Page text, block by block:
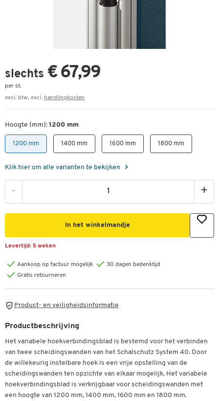
slechts € 67,99
per st.
excl. btw, excl. handlingkosten
Hoogte (mm): 1200 mm
1200 mm 1400 mm 1600 mm 1800 mm
Klik hier om alle varianten te bekijken
- +
In het winkelmandje
Levertijd: 5 weken
Aankoop op factuur mogelijk
30 dagen bedenktijd
Gratis retourneren
Product- en veiligheidsinformatie
Productbeschrijving
Het variabele hoekverbindingsblad is bestemd voor het verbinden
van twee scheidingswanden van het Schalschutz System 40. Door
de willekeurig instelbare hoek is een vrije opstelling van de
scheidingswanden ten opzichte van elkaar mogelijk. Het variabele
hoekverbindingsblad is verkrijgbaar voor scheidingswanden met
een hoogte van 1200 mm, 1400 mm, 1600 mm en 1800 mm.